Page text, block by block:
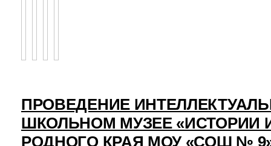
ПРОВЕДЕНИЕ
ШКОЛЬНОМ МУЗЕЕ «ИСТОРИИ
РОДНОГО КРАЯ МОУ «СОШ №